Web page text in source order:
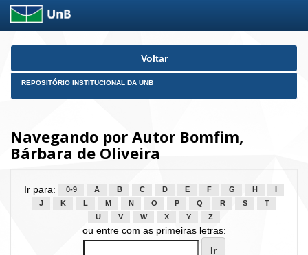
Skip
Voltar
REPOSITÓRIO INSTITUCIONAL DA UNB
Navegando por Autor Bomfim,
Bárbara de Oliveira
Ir para: 0-9 A B C D E F G H
J
K L M N O P Q R S
T
U
V W X Y Z
ou entre com as primeiras letras: